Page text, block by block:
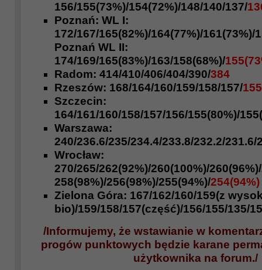
156/155(73%)/154(72%)/148/140/137/
Poznań: WL I:
172/167/165(82%)/164(77%)/161(73%)/
Poznań WL II:
174/169/165(83%)/163/158(68%)/
Radom: 414/410/406/404/390/384
Rzeszów: 168/164/160/159/158/157/155
Szczecin:
164/161/160/158/157/156/155(80%)/
Warszawa:
240/236.6/235/234.4/233.8/232.2/231.6/
Wrocław:
270/265/262(92%)/260(100%)/
258(98%)/256(98%)/255(94%)/254(94%)
Zielona Góra: 167/162/160/159(z
bio)/159/158/157(część)/156/155/135/
/Informujemy, że wstawianie w
progów punktowych będzie karane
użytkownika na forum./